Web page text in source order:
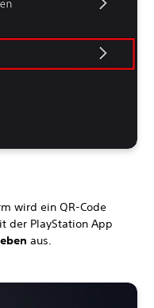
wird ein QR-Code
der PlayStation App
aus.